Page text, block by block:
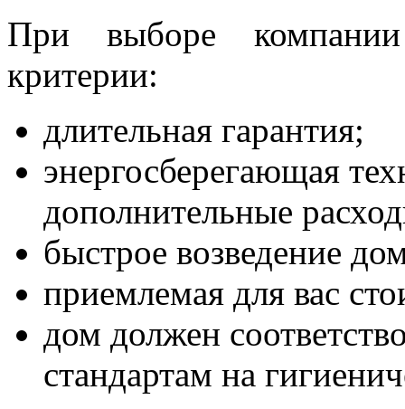
При выборе
критерии:
длительная гарантия;
энергосберегающая
дополнительные
быстрое возведение
приемлемая для вас
дом должен
стандартам на